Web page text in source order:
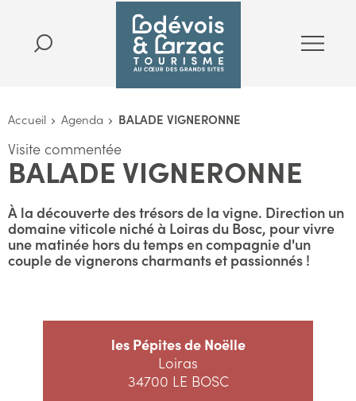
Accueil Agenda BALADE VIGNERONNE
Visite commentée
BALADE VIGNERONNE
À la découverte des trésors de la vigne. Direction un
domaine viticole niché à Loiras du Bosc, pour vivre
une matinée hors du temps en compagnie d'un
couple de vignerons charmants et passionnés !
les Pépites de Noëlle
Loiras
34700 LE BOSC